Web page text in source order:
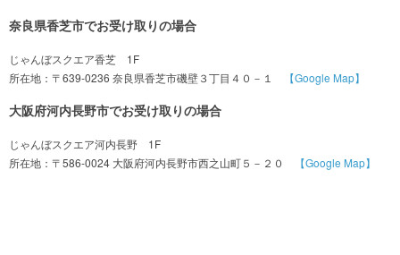
奈良県香芝市でお受け取りの場合
じゃんぼスクエア香芝 1F
所在地：〒639-0236 奈良県香芝市磯壁３丁目４０－１
【Google Map】
大阪府河内長野市でお受け取りの場合
じゃんぼスクエア河内長野 1F
所在地：〒586-0024 大阪府河内長野市西之山町５－２０
【Google Map】